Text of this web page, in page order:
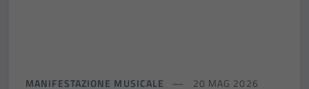
MANIFESTAZIONE MUSICALE 20 MAG 2026